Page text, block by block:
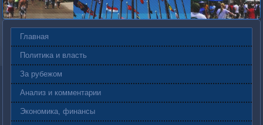
Главная
Политика и власть
За рубежом
Анализ и комментарии
Экономика, финансы